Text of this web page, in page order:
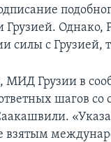
Однако,
силы с Грузией,
МИД Грузии в
шагов со
взятым